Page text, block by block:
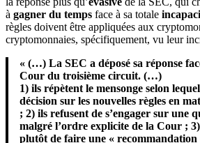
à gagner du temps face à sa totale
règles doivent être appliquées aux
cryptomonnaies, spécifiquement, vu leur
« (…) La SEC a déposé sa réponse
Cour du troisième circuit. (…)
1) ils répètent le mensonge selon
décision sur les nouvelles règles en
; 2) ils refusent de s’engager sur une
malgré l’ordre explicite de la Cour ;
plutôt de faire une « recommandation